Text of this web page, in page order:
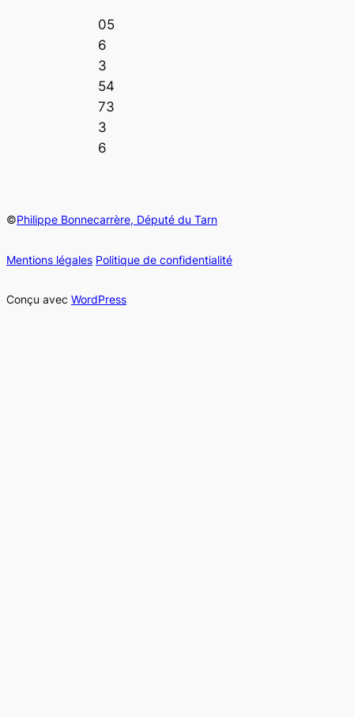
05
6
3
54
73
3
6
©Philippe Bonnecarrère, Député du Tarn
Mentions légales Politique de confidentialité
Conçu avec WordPress